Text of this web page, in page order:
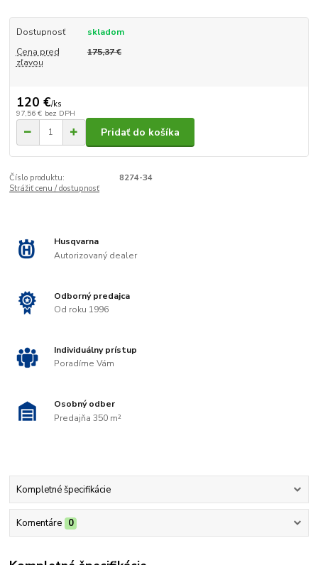
Dostupnosť
skladom
Cena pred
zľavou
175,37 €
120 €/ks
97,56 € bez DPH
Pridať do košíka
Číslo produktu:
8274-34
Strážiť cenu / dostupnosť
Husqvarna
Autorizovaný dealer
Odborný predajca
Od roku 1996
Individuálny prístup
Poradíme Vám
Osobný odber
Predajňa 350 m²
Kompletné špecifikácie
Komentáre 0